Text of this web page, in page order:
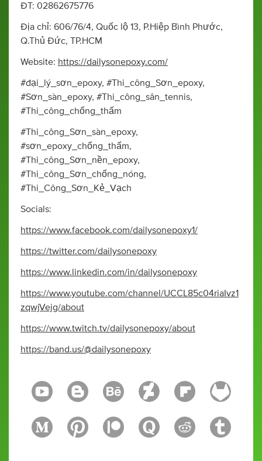
ĐT: 02862675776
Địa chỉ: 606/76/4, Quốc lộ 13, P.Hiệp Bình Phước,
Q.Thủ Đức, TP.HCM
Website: https://dailysonepoxy.com/
#đại_lý_sơn_epoxy, #Thi_công_Sơn_epoxy,
#Sơn_sàn_epoxy, #Thi_công_sân_tennis,
#Thi_công_chống_thấm
#Thi_công_Sơn_sàn_epoxy,
#sơn_epoxy_chống_thấm,
#Thi_công_Sơn_nền_epoxy,
#Thi_công_Sơn_chống_nóng,
#Thi_Công_Sơn_Kẻ_Vạch
Socials:
https://www.facebook.com/dailysonepoxy1/
https://twitter.com/dailysonepoxy
https://www.linkedin.com/in/dailysonepoxy
https://www.youtube.com/channel/UCCL85c04riaIvz1
zqwjVejg/about
https://www.twitch.tv/dailysonepoxy/about
https://band.us/@dailysonepoxy